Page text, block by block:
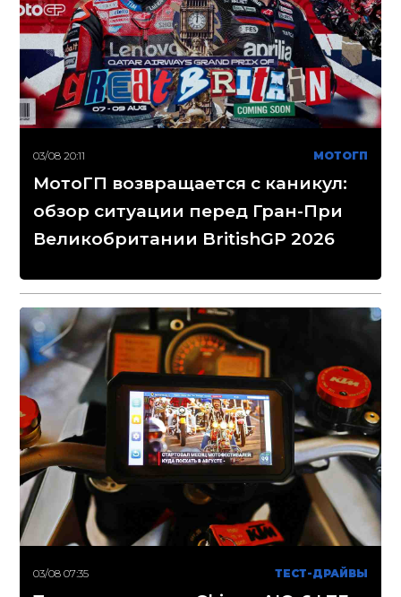
03/08 20:11 МОТОГП
МотоГП возвращается с каникул:
обзор ситуации перед Гран-При
Великобритании BritishGP 2026
03/08 07:35 ТЕСТ-ДРАЙВЫ